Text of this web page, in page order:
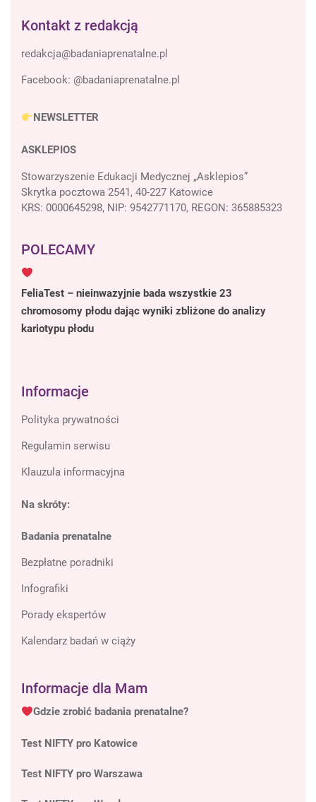
Kontakt z redakcją
Facebook: @badaniaprenatalne.pl
NEWSLETTER
ASKLEPIOS
Stowarzyszenie Edukacji Medycznej „Asklepios”
Skrytka pocztowa 2541, 40-227 Katowice
KRS: 0000645298, NIP: 9542771170, REGON: 365885323
POLECAMY
FeliaTest – nieinwazyjnie bada wszystkie 23
chromosomy płodu dając wyniki zbliżone do analizy
kariotypu płodu
Informacje
Polityka prywatności
Regulamin serwisu
Klauzula informacyjna
Na skróty:
Badania prenatalne
Bezpłatne poradniki
Infografiki
Porady ekspertów
Kalendarz badań w ciąży
Informacje dla Mam
Gdzie zrobić badania prenatalne?
Test NIFTY pro Katowice
Test NIFTY pro Warszawa